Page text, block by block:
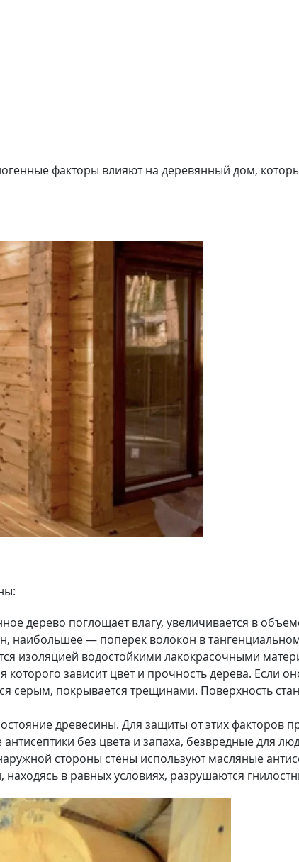
факторы влияют на деревянный дом,
дерево поглощает влагу, увеличивается в
— поперек волокон в
изоляцией водостойкими лакокрасочными
зависит цвет и прочность дерева. Если
серым, покрывается трещинами. Поверхность
древесины. Для защиты от этих факторов
без цвета и запаха, безвредные для
стороны стены используют масляные
в равных условиях, разрушаются